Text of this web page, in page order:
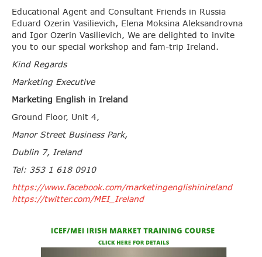
Educational Agent and Consultant Friends in Russia
Eduard Ozerin Vasilievich, Elena Moksina Aleksandrovna
and Igor Ozerin Vasilievich, We are delighted to invite
you to our special workshop and fam-trip Ireland.
Kind Regards
Marketing Executive
Marketing English in Ireland
Ground Floor, Unit 4,
Manor Street Business Park,
Dublin 7, Ireland
Tel: 353 1 618 0910
https://www.facebook.com/marketingenglishinireland
https://twitter.com/MEI_Ireland